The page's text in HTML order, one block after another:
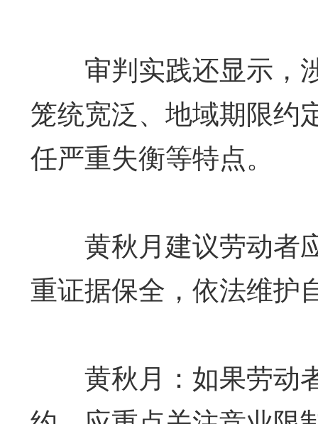
审判实践还显示，
笼统宽泛、地域期限约
任严重失衡等特点。
黄秋月建议劳动者
重证据保全，依法维护
黄秋月：如果劳动